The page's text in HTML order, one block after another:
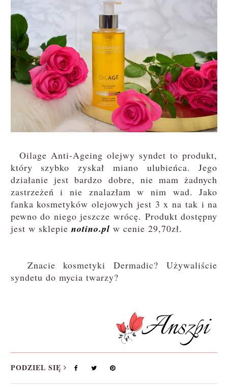
Oilage Anti-Ageing olejwy syndet to produkt,
który szybko zyskał miano ulubieńca. Jego
działanie jest bardzo dobre, nie mam żadnych
zastrzeżeń i nie znalazłam w nim wad. Jako
fanka kosmetyków olejowych jest 3 x na tak i na
pewno do niego jeszcze wrócę. Produkt dostępny
jest w sklepie notino.pl w cenie 29,70zł.
Znacie kosmetyki Dermadic? Używaliście
syndetu do mycia twarzy?
PODZIEL SIĘ